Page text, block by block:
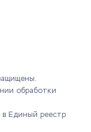
обработки
Единый реестр